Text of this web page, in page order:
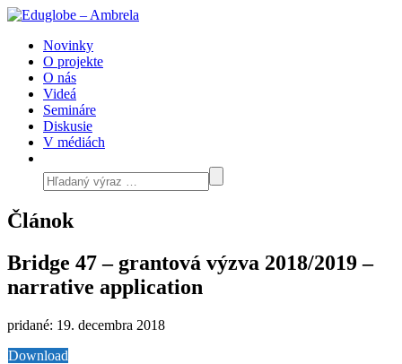
Novinky
O projekte
O nás
Videá
Semináre
Diskusie
V médiách
Článok
Bridge 47 – grantová výzva 2018/2019 –
narrative application
pridané: 19. decembra 2018
Download